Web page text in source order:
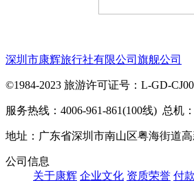
深圳市康辉旅行社有限公司旗舰公司
©1984-2023 旅游许可证号：L-GD-
服务热线：4006-961-861(100线) 总机
地址：广东省深圳市南山区粤海街道
公司信息
关于康辉 企业文化 资质荣誉 付